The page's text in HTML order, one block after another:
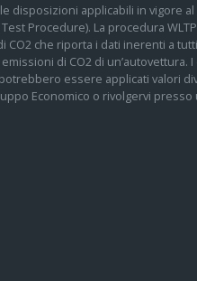
applicabili in vigore
Procedure). La procedura
che riporta i dati inerenti a
di CO2 di
essere applicati valori
Economico o rivolgervi